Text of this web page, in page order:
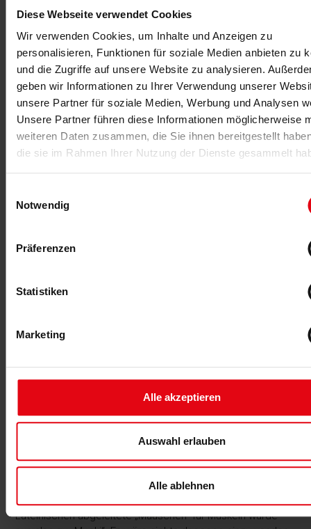
Diese Webseite verwendet Cookies
Wir verwenden Cookies, um Inhalte und Anzeigen zu
personalisieren, Funktionen für soziale Medien anbieten zu
und die Zugriffe auf unsere Website zu analysieren.
geben wir Informationen zu Ihrer Verwendung unserer
unsere Partner für soziale Medien, Werbung und Analysen
Unsere Partner führen diese Informationen möglicherweise
weiteren Daten zusammen, die Sie ihnen bereitgestellt
die sie im Rahmen Ihrer Nutzung der Dienste gesammelt
Notwendig
Präferenzen
Statistiken
Marketing
Alle akzeptieren
Auswahl erlauben
Alle ablehnen
Fitness auf dem Weg zum Volkssport –
steigende Akzeptanz und neue
Herausforderungen
Das moderne Fitnesstraining wurde gerade durch diese
Entwicklungen und den Pioniergeist dieser „(r)evolutionären
Zeit“ deutlich facettenreicher. Fitness war in der
sprechen, obgleich das mediale Interesse an der Branche
zum deutschen Studiomarkt – aber es sollte noch sehr viel
langfristig zu etablieren.
Ausdifferenzierung bzw. Professionalisierung der Branche
Meilensteine, an die wir nahtlos in Teil 4 unserer Reihe
Fazit Albert Busek: MUCkis für alle
Im Mai 2019 fand die 60. Deutsche Bodybuilding- und
hat die Presse nach der 1. Deutschen Meisterschaft 1960
die Trainingsstätten der Teilnehmer an einer solchen
Meisterschaft als „Muckibuden“ bezeichnet. Das aus dem
Lateinischen abgeleitete „Mäuschen“ für Muskeln wurde